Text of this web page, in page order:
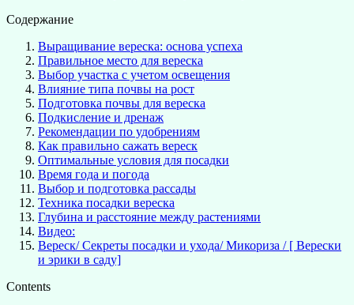
Содержание
Выращивание вереска: основа успеха
Правильное место для вереска
Выбор участка с учетом освещения
Влияние типа почвы на рост
Подготовка почвы для вереска
Подкисление и дренаж
Рекомендации по удобрениям
Как правильно сажать вереск
Оптимальные условия для посадки
Время года и погода
Выбор и подготовка рассады
Техника посадки вереска
Глубина и расстояние между растениями
Видео:
Вереск/ Секреты посадки и ухода/ Микориза / [ Верески
и эрики в саду]
Contents